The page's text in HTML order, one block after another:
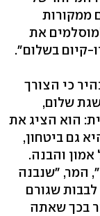
ממקורות
את
קיום בשלום".
כי הצורך
שלום,
הוא הציג את
גם ביטחון,
והבנה.
המר, "שנבנה
שגורם
בכך שאתה